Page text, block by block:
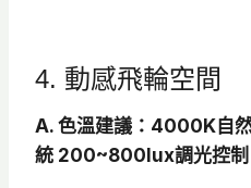
4. 動感飛輪空間
A. 色溫建議：4000K自
統 200~800lux調光控制